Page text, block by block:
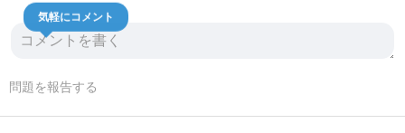
気軽にコメント
問題を報告する